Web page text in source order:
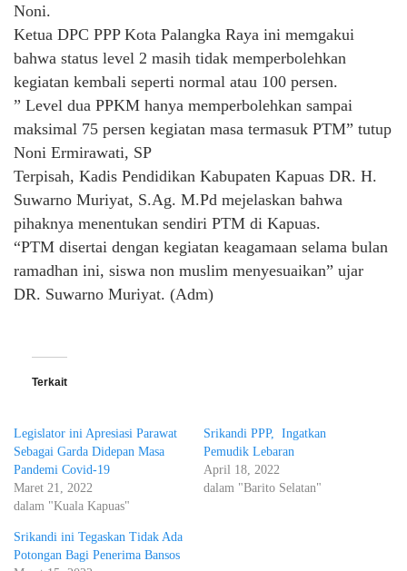
Noni.
Ketua DPC PPP Kota Palangka Raya ini memgakui
bahwa status level 2 masih tidak memperbolehkan
kegiatan kembali seperti normal atau 100 persen.
” Level dua PPKM hanya memperbolehkan sampai
maksimal 75 persen kegiatan masa termasuk PTM” tutup
Noni Ermirawati, SP
Terpisah, Kadis Pendidikan Kabupaten Kapuas DR. H.
Suwarno Muriyat, S.Ag. M.Pd mejelaskan bahwa
pihaknya menentukan sendiri PTM di Kapuas.
“PTM disertai dengan kegiatan keagamaan selama bulan
ramadhan ini, siswa non muslim menyesuaikan” ujar
DR. Suwarno Muriyat. (Adm)
Terkait
Legislator ini Apresiasi Parawat
Sebagai Garda Didepan Masa
Pandemi Covid-19
Maret 21, 2022
dalam "Kuala Kapuas"
Srikandi PPP, Ingatkan
Pemudik Lebaran
April 18, 2022
dalam "Barito Selatan"
Srikandi ini Tegaskan Tidak Ada
Potongan Bagi Penerima Bansos